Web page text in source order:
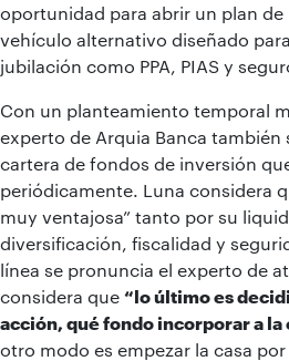
oportunidad para abrir un plan
vehículo alternativo diseñado
jubilación como PPA, PIAS y
Con un planteamiento temporal
experto de Arquia Banca también
cartera de fondos de inversión
periódicamente. Luna considera
muy ventajosa” tanto por su
diversificación, fiscalidad y
línea se pronuncia el experto de
considera que “lo último es
acción, qué fondo incorporar a la
otro modo es empezar la casa